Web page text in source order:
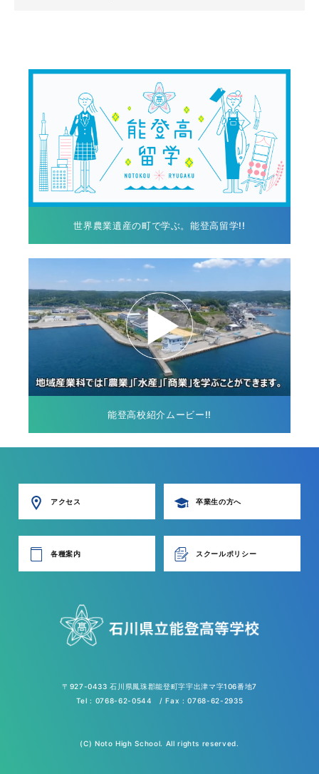
世界農業遺産の町で学ぶ。能登高留学!!
能登高校紹介ムービー!!
アクセス 卒業生の方へ
各種案内 スクールポリシー
〒927-0433 石川県鳳珠郡能登町字宇出津マ字106番地7
Tel : 0768-62-0544 / Fax : 0768-62-2935
(C) Noto High School. All rights reserved.